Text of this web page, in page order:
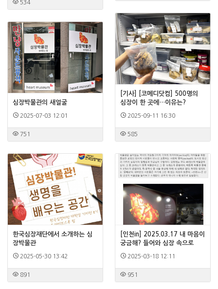
534
[기사] [코메디닷컴] 500명의
심장이 한 곳에…이유는?
2025-09-11 16:30
585
심장박물관의 새얼굴
2025-07-03 12:01
751
한국심장재단에서 소개하는 심
장박물관
2025-05-30 13:42
891
[인천in] 2025.03.17 내 마음이
궁금해? 들어와 심장 속으로
2025-03-18 12:11
951